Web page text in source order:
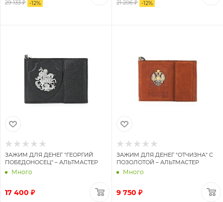
29 133₽ -12% 21 206 ₽ -12%
ЗАЖИМ ДЛЯ ДЕНЕГ "ГЕОРГИЙ
ПОБЕДОНОСЕЦ" – АЛЬТМАСТЕР
Много
17 400 ₽
ЗАЖИМ ДЛЯ ДЕНЕГ "ОТЧИЗНА" С
ПОЗОЛОТОЙ – АЛЬТМАСТЕР
Много
9 750 ₽